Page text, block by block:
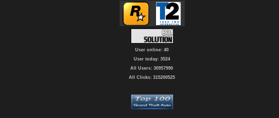
User online: 40
User today: 3524
All Users: 30957990
All Clicks: 315200525